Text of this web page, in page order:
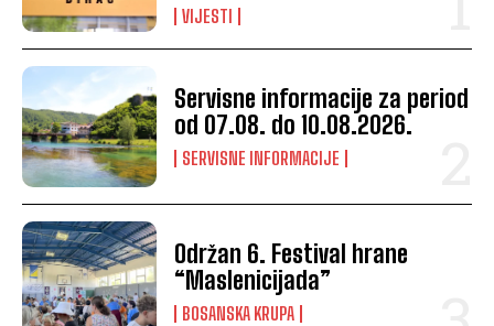
VIJESTI
Servisne informacije za period
od 07.08. do 10.08.2026.
SERVISNE INFORMACIJE
Održan 6. Festival hrane
“Maslenicijada”
BOSANSKA KRUPA